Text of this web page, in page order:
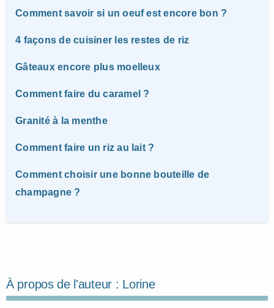
Comment savoir si un oeuf est encore bon ?
4 façons de cuisiner les restes de riz
Gâteaux encore plus moelleux
Comment faire du caramel ?
Granité à la menthe
Comment faire un riz au lait ?
Comment choisir une bonne bouteille de
champagne ?
À propos de l'auteur : Lorine